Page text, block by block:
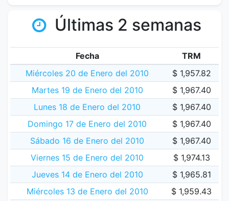
Últimas 2 semanas
Fecha
TRM
Miércoles 20 de Enero del 2010
$ 1,957.82
Martes 19 de Enero del 2010
$ 1,967.40
Lunes 18 de Enero del 2010
$ 1,967.40
Domingo 17 de Enero del 2010
$ 1,967.40
Sábado 16 de Enero del 2010
$ 1,967.40
Viernes 15 de Enero del 2010
$ 1,974.13
Jueves 14 de Enero del 2010
$ 1,965.81
Miércoles 13 de Enero del 2010
$ 1,959.43